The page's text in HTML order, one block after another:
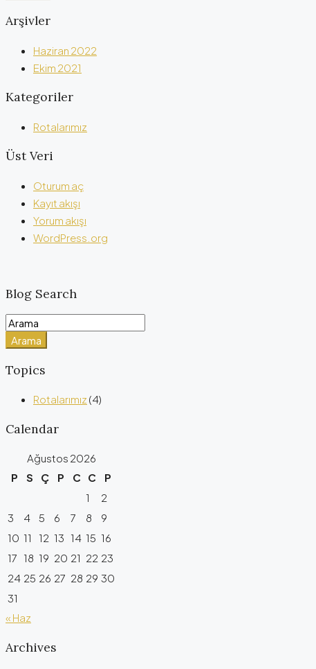
Arşivler
Haziran 2022
Ekim 2021
Kategoriler
Rotalarımız
Üst Veri
Oturum aç
Kayıt akışı
Yorum akışı
WordPress.org
Blog Search
Arama
Topics
Rotalarımız (4)
Calendar
Ağustos 2026
P
S Ç P C C
P
1
2
3
4 5 6 7 8
9
10 11 12 13 14 15 16
17 18 19 20 21 22 23
24 25 26 27 28 29 30
31
« Haz
Archives